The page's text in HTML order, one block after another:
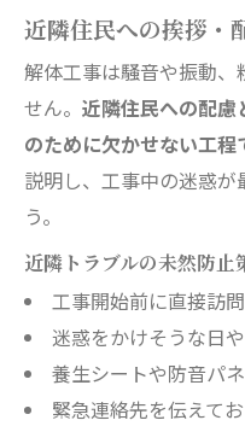
近隣住民への挨拶・
解体工事は騒音や振動
せん。 近隣住民への配慮
のために欠かせない工程
説明し、工事中の迷惑
う。
近隣トラブルの未然防
工事開始前に直接訪
迷惑をかけそうな日
養生シートや防音パ
緊急連絡先を伝えてお